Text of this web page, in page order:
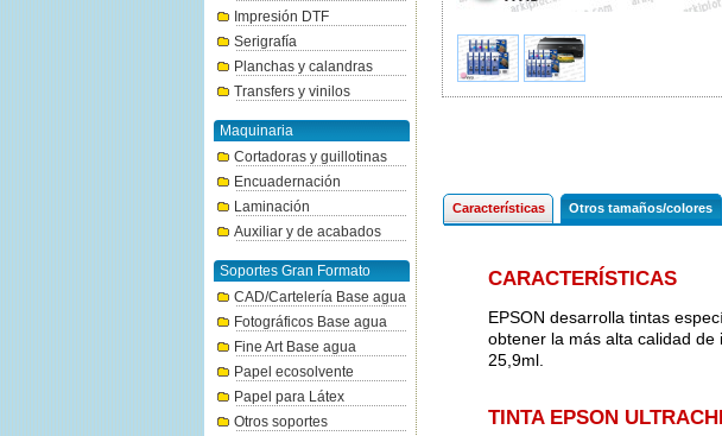
Impresión DTF
Serigrafía
Planchas y calandras
Transfers y vinilos
Maquinaria
Cortadoras y guillotinas
Encuadernación
Laminación
Auxiliar y de acabados
Soportes Gran Formato
CAD/Cartelería Base agua
Fotográficos Base agua
Fine Art Base agua
Papel ecosolvente
Papel para Látex
Otros soportes
Características Otros tamaños/colores
CARACTERÍSTICAS
EPSON desarrolla tintas
obtener la más alta calidad de
25,9ml.
TINTA EPSON